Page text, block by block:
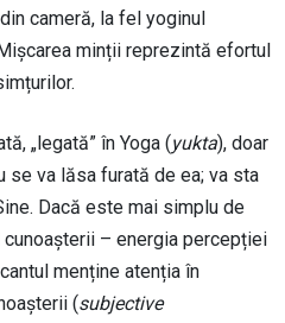
cameră, la fel yoginul
minții reprezintă efortul
„legată” în Yoga (yukta), doar
se va lăsa furată de ea; va sta
Dacă este mai simplu de
– energia percepției
menține atenția în
(subjective